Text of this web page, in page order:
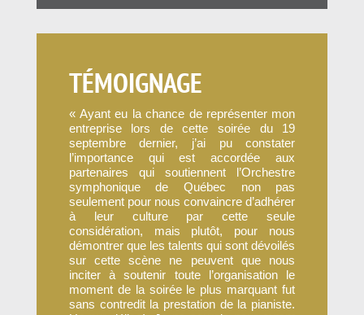
TÉMOIGNAGE
«Ayant eu la chance de représenter mon
entreprise lors de cette soirée du 19
septembre dernier, j’ai pu constater
l’importance qui est accordée aux
partenaires qui soutiennent l’Orchestre
symphonique de Québec non pas
seulement pour nous convaincre d’adhérer
à leur culture par cette seule
considération, mais plutôt, pour nous
démontrer que les talents qui sont dévoilés
sur cette scène ne peuvent que nous
inciter à soutenir toute l’organisation le
moment de la soirée le plus marquant fut
sans contredit la prestation de la pianiste.